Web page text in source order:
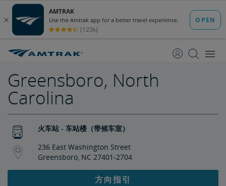
至
至
Greensboro, North
Carolina
火车站 - 车站楼（带候车室）
236 East Washington Street
Greensboro, NC 27401-2704
方向指引